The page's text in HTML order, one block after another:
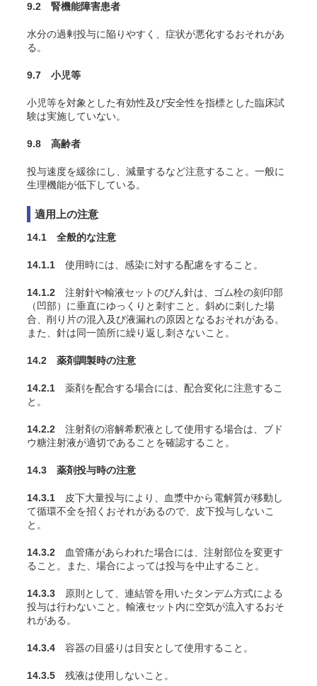
9.2 腎機能障害患者
水分の過剰投与に陥りやすく、症状が悪化するおそれがあ
る。
9.7 小児等
小児等を対象とした有効性及び安全性を指標とした臨床試
験は実施していない。
9.8 高齢者
投与速度を緩徐にし、減量するなど注意すること。一般に
生理機能が低下している。
適用上の注意
14.1 全般的な注意
14.1.1 使用時には、感染に対する配慮をすること。
14.1.2 注射針や輸液セットのびん針は、ゴム栓の刻印部
（凹部）に垂直にゆっくりと刺すこと。斜めに刺した場
合、削り片の混入及び液漏れの原因となるおそれがある。
また、針は同一箇所に繰り返し刺さないこと。
14.2 薬剤調製時の注意
14.2.1 薬剤を配合する場合には、配合変化に注意するこ
と。
14.2.2 注射剤の溶解希釈液として使用する場合は、ブド
ウ糖注射液が適切であることを確認すること。
14.3 薬剤投与時の注意
14.3.1 皮下大量投与により、血漿中から電解質が移動し
て循環不全を招くおそれがあるので、皮下投与しないこ
と。
14.3.2 血管痛があらわれた場合には、注射部位を変更す
ること。また、場合によっては投与を中止すること。
14.3.3 原則として、連結管を用いたタンデム方式による
投与は行わないこと。輸液セット内に空気が流入するおそ
れがある。
14.3.4 容器の目盛りは目安として使用すること。
14.3.5 残液は使用しないこと。